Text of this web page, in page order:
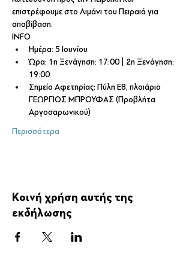
επιστρέφουμε στο Λιμάνι του Πειραιά για
αποβίβαση.
INFO
Ημέρα: 5 Ιουνίου
Ώρα: 1η Ξενάγηση: 17:00 | 2η Ξενάγηση:
19:00
Σημείο Αφετηρίας: Πύλη Ε8, πλοιάριο
ΓΕΩΡΓΙΟΣ ΜΠΡΟΥΦΑΣ (Προβλήτα
Αργοσαρωνικού)
Περισσότερα
Κοινή χρήση αυτής της
εκδήλωσης